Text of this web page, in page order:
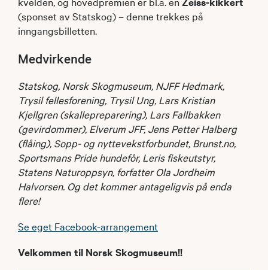
(sponset av Statskog) – denne trekkes på
inngangsbilletten.
Medvirkende
Statskog, Norsk Skogmuseum, NJFF Hedmark,
Trysil fellesforening, Trysil Ung, Lars Kristian
Kjellgren (skallepreparering), Lars Fallbakken
(gevirdommer), Elverum JFF, Jens Petter Halberg
(flåing), Sopp- og nyttevekstforbundet, Brunst.no,
Sportsmans Pride hundefôr, Leris fiskeutstyr,
Statens Naturoppsyn, forfatter Ola Jordheim
Halvorsen. Og det kommer antageligvis på enda
flere!
Se eget Facebook-arrangement
Velkommen til Norsk Skogmuseum!!